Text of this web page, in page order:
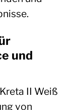
und
II Weiß
von